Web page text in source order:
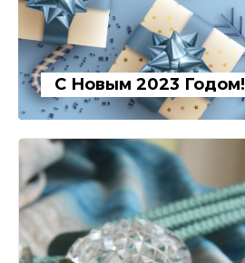
С Новым 2023 Годом!